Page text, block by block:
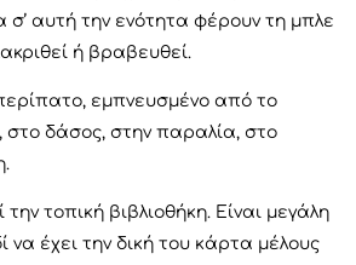
σ’ αυτή την ενότητα φέρουν τη μπλε
ή βραβευθεί.
εμπνευσμένο από το
στο δάσος, στην παραλία, στο
τοπική βιβλιοθήκη. Είναι μεγάλη
να έχει την δική του κάρτα μέλους